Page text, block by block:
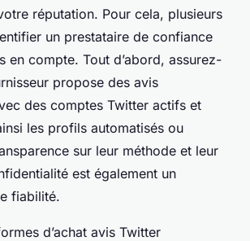
réputation. Pour cela, plusieurs
un prestataire de confiance
en compte. Tout d’abord, assurez-
propose des avis
des comptes Twitter actifs et
les profils automatisés ou
sur leur méthode et leur
est également un
fiabilité.
d’achat avis Twitter